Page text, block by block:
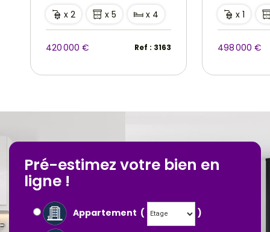
x 2 x 5 x 4
420 000 € Ref : 3163
x 1
498 000 €
Pré-estimez votre bien en
ligne !
Appartement ( )